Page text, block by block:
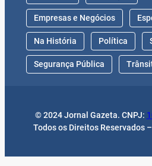
Empresas e Negócios
Na História Política
Segurança Pública
© 2024 Jornal Gazeta. CNPJ:
Todos os Direitos Reservados